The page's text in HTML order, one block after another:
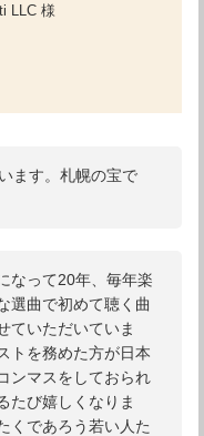
LLC 様
ます。札幌の宝で
なって20年、毎年楽
選曲で初めて聴く曲
ていただいていま
トを務めた方が日本
ンマスをしておられ
たび嬉しくなりま
くであろう若い人た